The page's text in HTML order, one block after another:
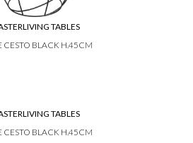
TABLES
CESTO BLACK H.45CM
TABLES
CESTO BLACK H.45CM